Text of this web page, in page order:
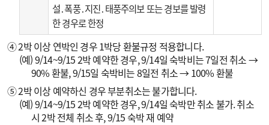
설․폭풍․지진․태풍주의보 또는 경보를 발령
한 경우로 한정
④ 2박 이상 연박인 경우 1박당 환불규정 적용합니다.
(예) 9/14~9/15 2박 예약한 경우, 9/14일 숙박비는 7일전 취소 →
90% 환불, 9/15일 숙박비는 8일전 취소 → 100% 환불
⑤ 2박 이상 예약하신 경우 부분취소는 불가합니다.
(예) 9/14~9/15 2박 예약한 경우, 9/14일 숙박만 취소 불가. 취소
시 2박 전체 취소 후, 9/15 숙박 재 예약